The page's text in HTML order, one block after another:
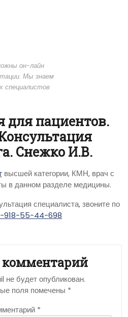
он-лайн
Мы знаем
специалистов
пациентов.
Снежко И.В.
высшей категории, КМН, врач с
в данном разделе медицины.
специалиста, звоните по
918-55-44-698
комментарий
будет опубликован.
поля помечены *
*